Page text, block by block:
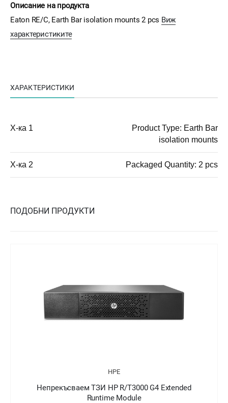
Описание на продукта
Eaton RE/C, Earth Bar isolation mounts 2 pcs Виж
характеристиките
ХАРАКТЕРИСТИКИ
Х-ка 1
Product Type: Earth Bar
isolation mounts
Х-ка 2 Packaged Quantity: 2 pcs
ПОДОБНИ ПРОДУКТИ
HPE
Непрекъсваем ТЗИ HP R/T3000 G4 Extended
Runtime Module